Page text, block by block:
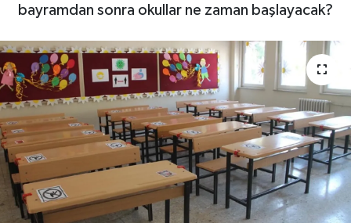
bayramdan sonra okullar ne zaman başlayacak?